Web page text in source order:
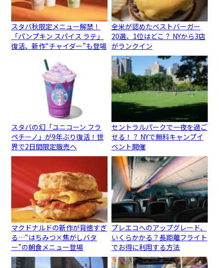
スタバ秋限定メニュー解禁！
「パンプキン スパイス ラテ」
復活、新作“チャイダー”も登場
全米が認めたベストバーガー
20選、1位はどこ？ NYから3店
がランクイン
スタバの幻「ユニコーン フラ
ペチーノ」が9年ぶり復活！世
界で2日間限定販売へ
セントラルパークで一夜を過ご
せる！？ NYで無料キャンプイ
ベント開催
マクドナルドの新作が背徳すぎ
る…“はちみつ×焦がしバタ
ー”の朝食メニュー登場
プレエコへのアップグレード、
いくらかかる？長距離フライト
でお得に利用する方法